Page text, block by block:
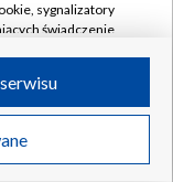
likwidacji
sygnalizatory
świadczenie
przez Ciebie
IP, identyfikatory